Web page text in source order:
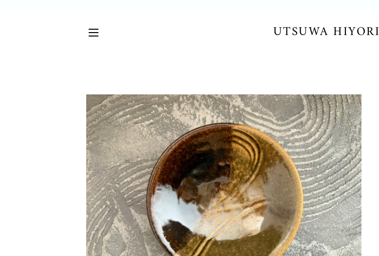
UTSUWA HIYORI